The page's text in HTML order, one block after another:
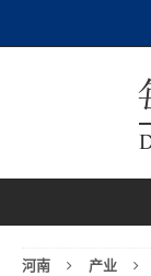
河南 产业